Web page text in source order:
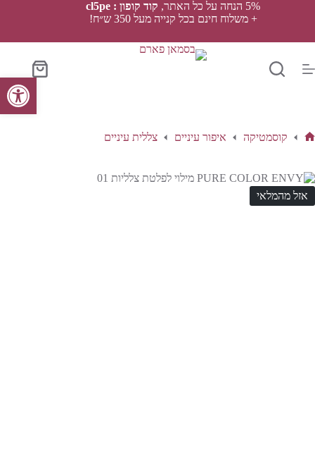
פתח סרגל נגישות
5% הנחה על כל האתר,
קוד קופון : cl5pe
+ משלוח חינם בכל קנייה מעל 350 ש״ח!
סל
הקניות
קוסמטיקה איפור עיניים צללית עיניים
אזל מהמלאי